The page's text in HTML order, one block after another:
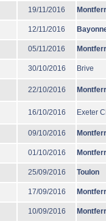
19/11/2016
12/11/2016
05/11/2016
30/10/2016 Brive
22/10/2016
16/10/2016 Exeter
09/10/2016
01/10/2016
25/09/2016 Toulon
17/09/2016
10/09/2016